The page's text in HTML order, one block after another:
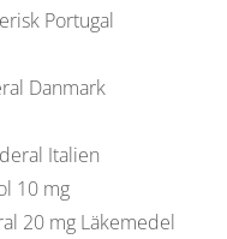
Portugal
Danmark
Italien
10 mg
20 mg Läkemedel